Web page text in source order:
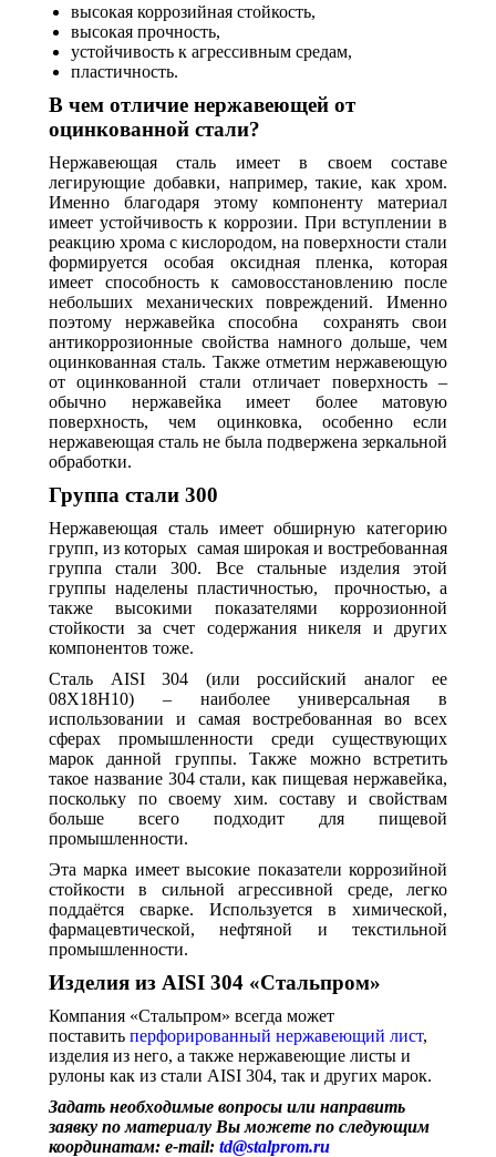
высокая коррозийная стойкость,
высокая прочность,
устойчивость к агрессивным средам,
пластичность.
В чем отличие нержавеющей от
оцинкованной стали?
Нержавеющая сталь имеет в своем составе
легирующие добавки, например, такие, как хром.
Именно благодаря этому компоненту материал
имеет устойчивость к коррозии. При вступлении в
реакцию хрома с кислородом, на поверхности стали
формируется особая оксидная пленка, которая
имеет способность к самовосстановлению после
небольших механических повреждений. Именно
поэтому нержавейка способна сохранять свои
антикоррозионные свойства намного дольше, чем
оцинкованная сталь. Также отметим нержавеющую
от оцинкованной стали отличает поверхность –
обычно нержавейка имеет более матовую
поверхность, чем оцинковка, особенно если
нержавеющая сталь не была подвержена зеркальной
обработки.
Группа стали 300
Нержавеющая сталь имеет обширную категорию
групп, из которых самая широкая и востребованная
группа стали 300. Все стальные изделия этой
группы наделены пластичностью, прочностью, а
также высокими показателями коррозионной
стойкости за счет содержания никеля и других
компонентов тоже.
Сталь AISI 304 (или российский аналог ее
08Х18Н10) – наиболее универсальная в
использовании и самая востребованная во всех
сферах промышленности среди существующих
марок данной группы. Также можно встретить
такое название 304 стали, как пищевая нержавейка,
поскольку по своему хим. составу и свойствам
больше всего подходит для пищевой
промышленности.
Эта марка имеет высокие показатели коррозийной
стойкости в сильной агрессивной среде, легко
поддаётся сварке. Используется в химической,
фармацевтической, нефтяной и текстильной
промышленности.
Изделия из AISI 304 «Стальпром»
Компания «Стальпром» всегда может
поставить перфорированный нержавеющий лист,
изделия из него, а также нержавеющие листы и
рулоны как из стали AISI 304, так и других марок.
Задать необходимые вопросы или направить
заявку по материалу Вы можете по следующим
координатам: e-mail: td@stalprom.ru